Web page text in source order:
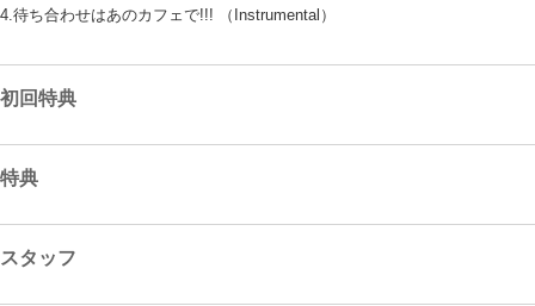
4.待ち合わせはあのカフェで!!! （Instrumental）
初回特典
特典
スタッフ